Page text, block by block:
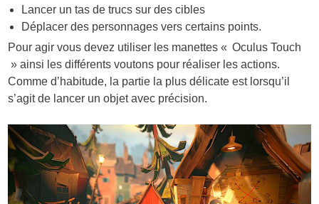
Lancer un tas de trucs sur des cibles
Déplacer des personnages vers certains points.
Pour agir vous devez utiliser les manettes « Oculus Touch
» ainsi les différents voutons pour réaliser les actions.
Comme d’habitude, la partie la plus délicate est lorsqu’il
s’agit de lancer un objet avec précision.